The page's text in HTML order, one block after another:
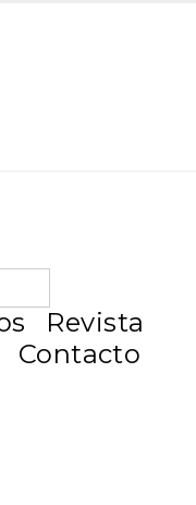
Revista
Contacto